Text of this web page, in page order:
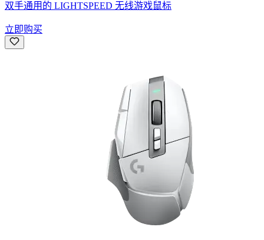
双手通用的 LIGHTSPEED 无线游戏鼠标
立即购买